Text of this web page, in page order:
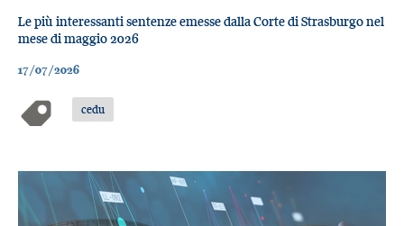
Le più interessanti sentenze emesse dalla Corte di Strasburgo nel
mese di maggio 2026
17/07/2026
cedu